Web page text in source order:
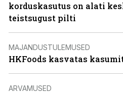
korduskasutus on alati
teistsugust pilti
MAJANDUSTULEMUSED
HKFoods kasvatas
ARVAMUSED